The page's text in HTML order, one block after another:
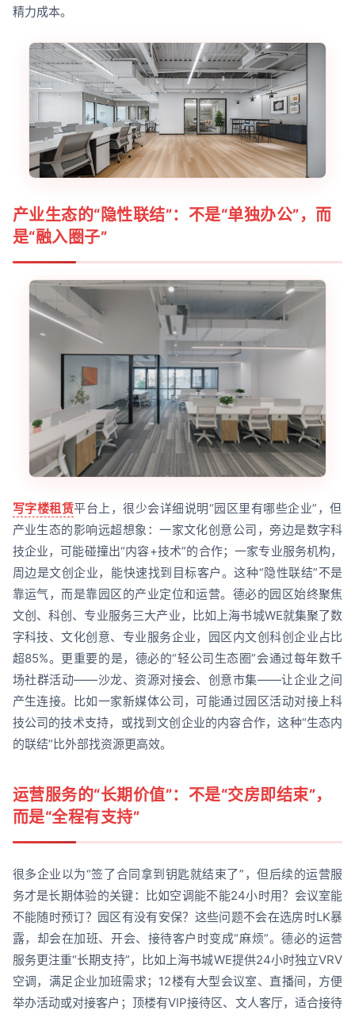
精力成本。
产业生态的“隐性联结”：不是“单独办公”，而
是“融入圈子”
写字楼租赁平台上，很少会详细说明“园区里有哪些企业”，但
产业生态的影响远超想象：一家文化创意公司，旁边是数字科
技企业，可能碰撞出“内容+技术”的合作；一家专业服务机构，
周边是文创企业，能快速找到目标客户。这种“隐性联结”不是
靠运气，而是靠园区的产业定位和运营。德必的园区始终聚焦
文创、科创、专业服务三大产业，比如上海书城WE就集聚了数
字科技、文化创意、专业服务企业，园区内文创科创企业占比
超85%。更重要的是，德必的“轻公司生态圈”会通过每年数千
场社群活动——沙龙、资源对接会、创意市集——让企业之间
产生连接。比如一家新媒体公司，可能通过园区活动对接上科
技公司的技术支持，或找到文创企业的内容合作，这种“生态内
的联结”比外部找资源更高效。
运营服务的“长期价值”：不是“交房即结束”，
而是“全程有支持”
很多企业以为“签了合同拿到钥匙就结束了”，但后续的运营服
务才是长期体验的关键：比如空调能不能24小时用？会议室能
不能随时预订？园区有没有安保？这些问题不会在选房时LK暴
露，却会在加班、开会、接待客户时变成“麻烦”。德必的运营
服务更注重“长期支持”，比如上海书城WE提供24小时独立VRV
空调，满足企业加班需求；12楼有大型会议室、直播间，方便
举办活动或对接客户；顶楼有VIP接待区、文人客厅，适合接待